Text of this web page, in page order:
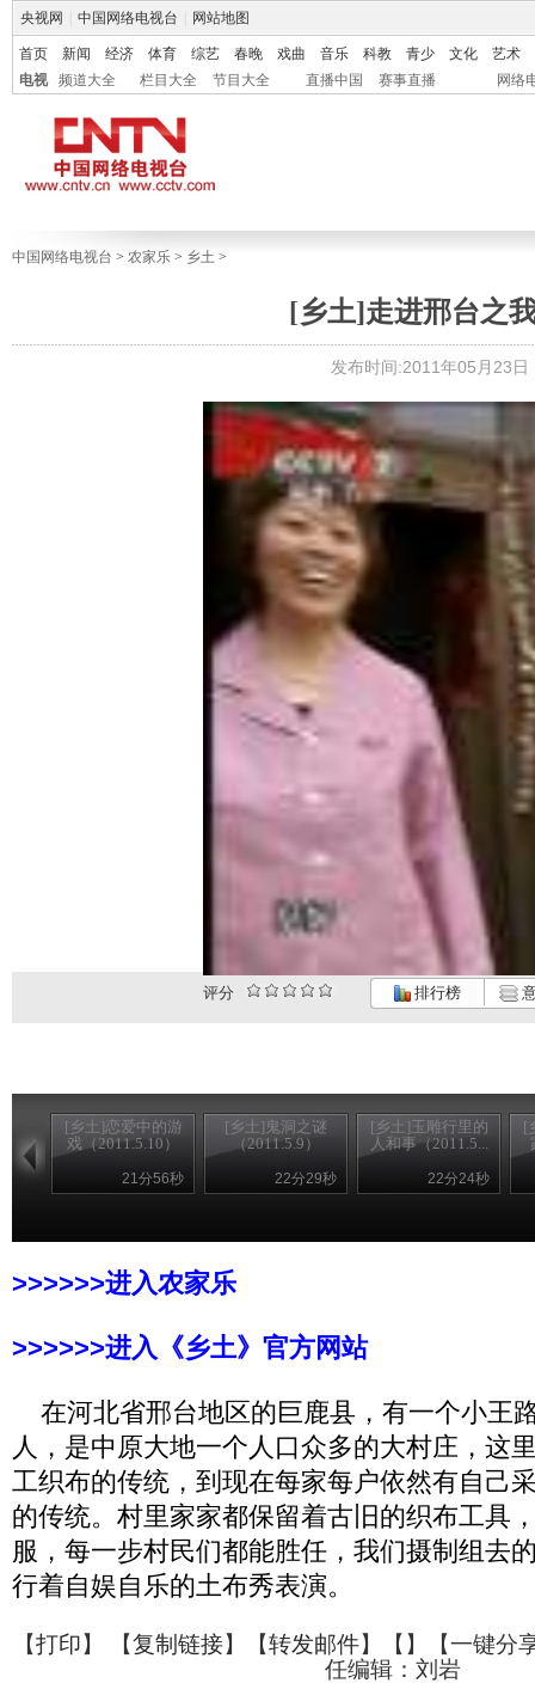
央视网 中国网络电视台 网站地图
首页 新闻 经济 体育 综艺 春晚 戏曲 音乐 科教 青少 文化
艺术
电视
频道大全 栏目大全 节目大全 直播中国 赛事直播 网络
中国网络电视台 > 农家乐 > 乡土 >
[乡土]走进邢台之
发布时间:2011年05月23
评分 排行榜
[乡土]恋爱中的游
戏（2011.5.10）
21分56秒
[乡土]鬼洞之谜
（2011.5.9）
22分29秒
[乡土]玉雕行里的
人和事（2011.5...
22分24秒
[
>>>>>>进入农家乐
>>>>>>进入《乡土》官方网站
在河北省邢台地区的巨鹿县，有一个小王
人，是中原大地一个人口众多的大村庄，这
工织布的传统，到现在每家每户依然有自己
的传统。村里家家都保留着古旧的织布工具
服，每一步村民们都能胜任，我们摄制组去
行着自娱自乐的土布秀表演。
【打印】 【复制链接】【转发邮件】【 】
【一键分
任编辑：刘岩